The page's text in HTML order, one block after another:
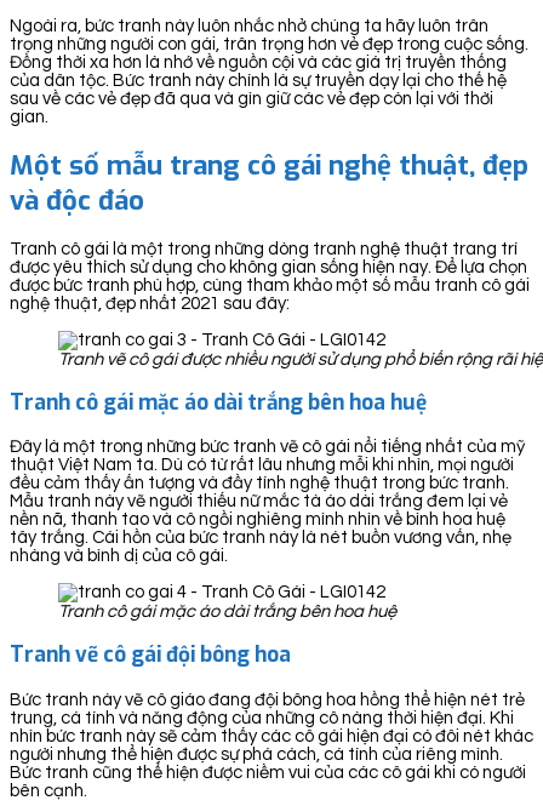
Ngoài ra, bức tranh này luôn nhắc nhở chúng ta hãy luôn trân
trọng những người con gái, trân trọng hơn vẻ đẹp trong cuộc sống.
Đồng thời xa hơn là nhớ về nguồn cội và các giá trị truyền thống
của dân tộc. Bức tranh này chính là sự truyền dạy lại cho thế hệ
sau về các vẻ đẹp đã qua và gìn giữ các vẻ đẹp còn lại với thời
gian.
Một số mẫu trang cô gái nghệ thuật, đẹp
và độc đáo
Tranh cô gái là một trong những dòng tranh nghệ thuật trang trí
được yêu thích sử dụng cho không gian sống hiện nay. Để lựa chọn
được bức tranh phù hợp, cùng tham khảo một số mẫu tranh cô gái
nghệ thuật, đẹp nhất 2021 sau đây:
Tranh vẽ cô gái được nhiều người sử dụng phổ biến rộng rãi
Tranh cô gái mặc áo dài trắng bên hoa huệ
Đây là một trong những bức tranh vẽ cô gái nổi tiếng nhất của mỹ
thuật Việt Nam ta. Dù có từ rất lâu nhưng mỗi khi nhìn, mọi người
đều cảm thấy ấn tượng và đầy tính nghệ thuật trong bức tranh.
Mẫu tranh này vẽ người thiếu nữ mắc tà áo dài trắng đem lại vẻ
nền nã, thanh tao và cô ngồi nghiêng mình nhìn về bình hoa huệ
tây trắng. Cái hồn của bức tranh này là nét buồn vương vấn, nhẹ
nhàng và bình dị của cô gái.
Tranh cô gái mặc áo dài trắng bên hoa huệ
Tranh vẽ cô gái đội bông hoa
Bức tranh này vẽ cô giáo đang đội bông hoa hồng thể hiện nét trẻ
trung, cá tính và năng động của những cô nàng thời hiện đại. Khi
nhìn bức tranh này sẽ cảm thấy các cô gái hiện đại có đôi nét khác
người nhưng thể hiện được sự phá cách, cá tính của riêng mình.
Bức tranh cũng thể hiện được niềm vui của các cô gái khi có người
bên cạnh.